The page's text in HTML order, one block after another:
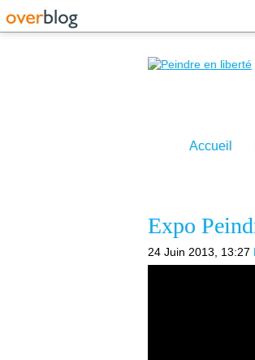
Accueil
Expo
24 Juin 2013, 13:27